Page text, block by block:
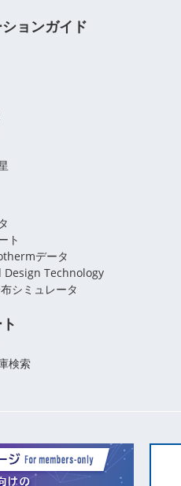
ョンガイド
ト
データ
Design Technology
シミュレータ
検索